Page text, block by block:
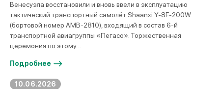
Венесуэла восстановили и вновь ввели в эксплуатацию
тактический транспортный самолёт Shaanxi Y-8F-200W
(бортовой номер AMB-2810), входящий в состав 6-й
транспортной авиагруппы «Пегасо». Торжественная
церемония по этому…
Подробнее
10.06.2026